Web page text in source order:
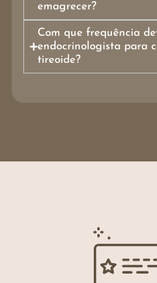
emagrecer?
Com que frequência
endocrinologista para
tireoide?